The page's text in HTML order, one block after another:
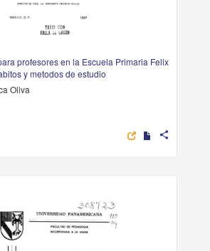
profesores en la Escuela Primaria Felix
y metodos de estudio
Oliva
share